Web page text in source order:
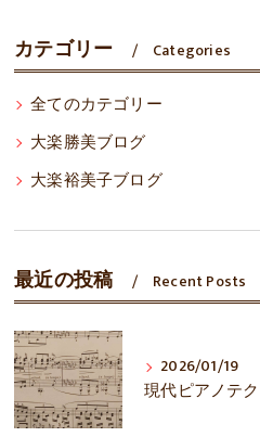
カテゴリー Categories
全てのカテゴリー
大楽勝美ブログ
大楽裕美子ブログ
最近の投稿 Recent Posts
2026/01/19